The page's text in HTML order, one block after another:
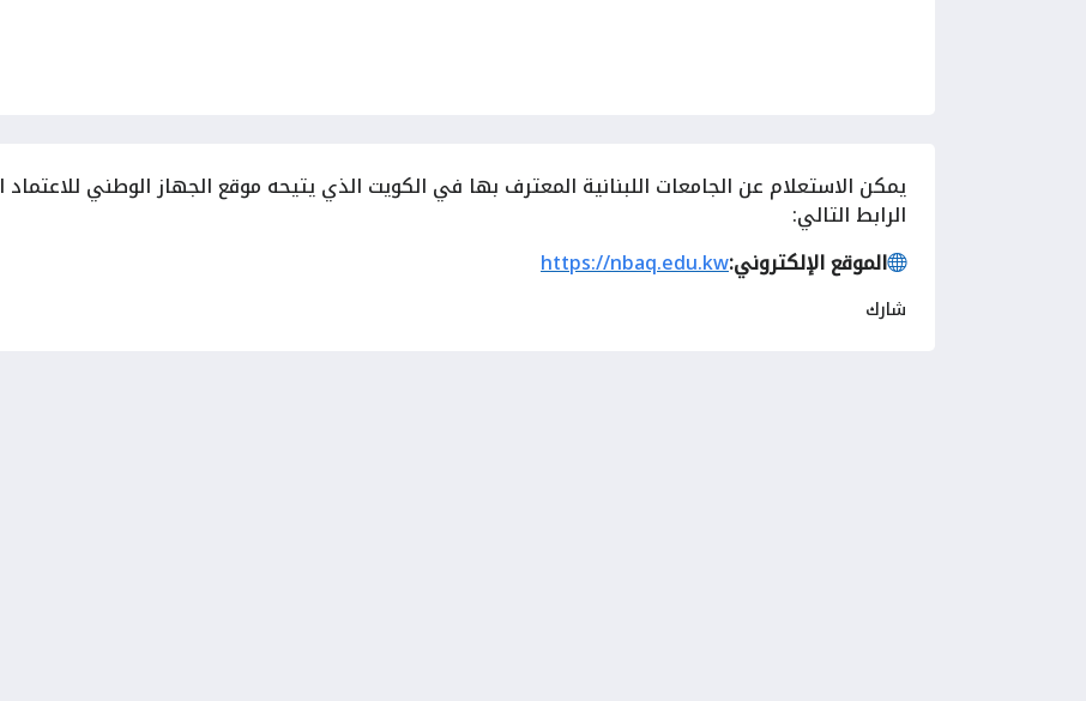
يمكن الاستعلام عن الجامعات اللبنانية المعترف بها في الكويت الذي يتيحه موقع الجهاز الوطني
الرابط التالي:
الموقع الإلكتروني:https://nbaq.edu.kw
شارك